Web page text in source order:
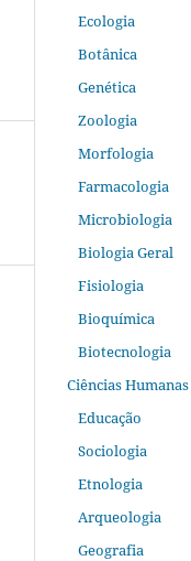
Ecologia
Botânica
Genética
Zoologia
Morfologia
Farmacologia
Microbiologia
Biologia Geral
Fisiologia
Bioquímica
Biotecnologia
Ciências Humanas
Educação
Sociologia
Etnologia
Arqueologia
Geografia